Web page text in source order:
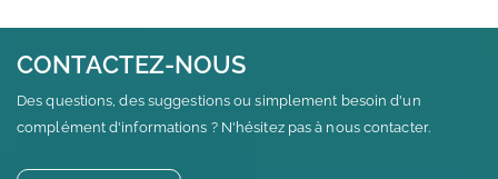
CONTACTEZ-NOUS
Des questions, des suggestions ou simplement besoin d'un
complément d'informations ? N'hésitez pas à nous contacter.